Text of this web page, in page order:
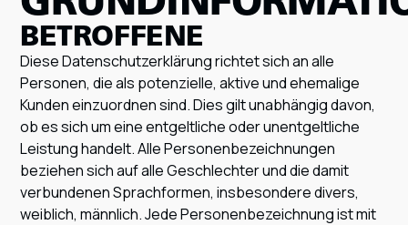
BETROFFENE
Diese Datenschutzerklärung richtet sich an alle
Personen, die als potenzielle, aktive und ehemalige
Kunden einzuordnen sind. Dies gilt unabhängig davon,
ob es sich um eine entgeltliche oder unentgeltliche
Leistung handelt. Alle Personenbezeichnungen
beziehen sich auf alle Geschlechter und die damit
verbundenen Sprachformen, insbesondere divers,
weiblich, männlich. Jede Personenbezeichnung ist mit